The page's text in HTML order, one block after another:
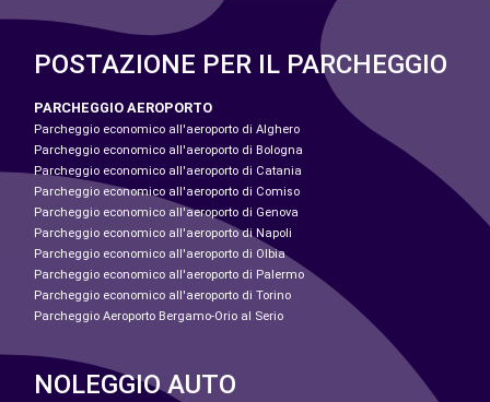
POSTAZIONE PER IL PARCHEGGIO
PARCHEGGIO AEROPORTO
Parcheggio economico all'aeroporto di Alghero
Parcheggio economico all'aeroporto di Bologna
Parcheggio economico all'aeroporto di Catania
Parcheggio economico all'aeroporto di Comiso
Parcheggio economico all'aeroporto di Genova
Parcheggio economico all'aeroporto di Napoli
Parcheggio economico all'aeroporto di Olbia
Parcheggio economico all'aeroporto di Palermo
Parcheggio economico all'aeroporto di Torino
Parcheggio Aeroporto Bergamo-Orio al Serio
NOLEGGIO AUTO